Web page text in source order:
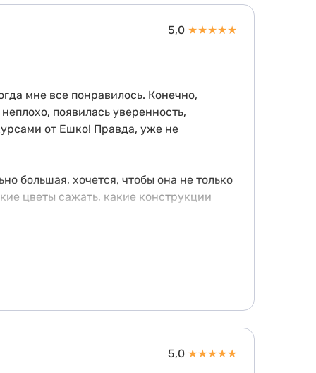
5,0 ★★★★★
мне все понравилось. Конечно,
появилась уверенность,
от Ешко! Правда, уже не
большая, хочется, чтобы она не только
цветы сажать, какие конструкции
практике использую советы
рисованию, может быть, или еще
5,0 ★★★★★